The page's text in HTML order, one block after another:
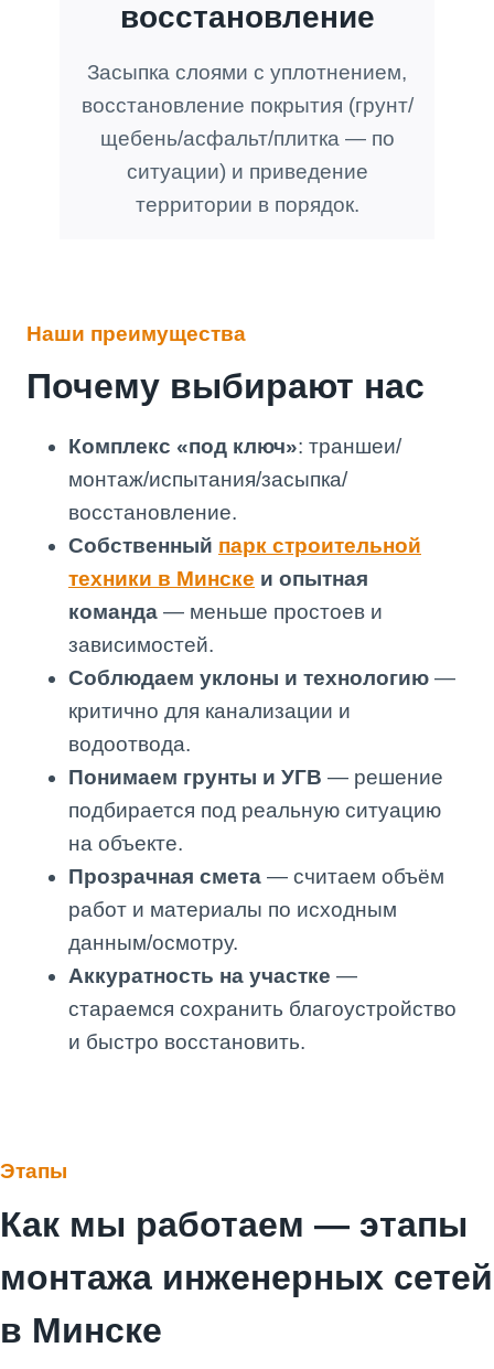
восстановление
Засыпка слоями с уплотнением,
восстановление покрытия (грунт/
щебень/асфальт/плитка — по
ситуации) и приведение
территории в порядок.
Наши преимущества
Почему выбирают нас
Комплекс «под ключ»: траншеи/
монтаж/испытания/засыпка/
восстановление.
Собственный парк строительной
техники в Минске и опытная
команда — меньше простоев и
зависимостей.
Соблюдаем уклоны и технологию —
критично для канализации и
водоотвода.
Понимаем грунты и УГВ — решение
подбирается под реальную ситуацию
на объекте.
Прозрачная смета — считаем объём
работ и материалы по исходным
данным/осмотру.
Аккуратность на участке —
стараемся сохранить благоустройство
и быстро восстановить.
Этапы
Как мы работаем — этапы
монтажа инженерных сетей
в Минске